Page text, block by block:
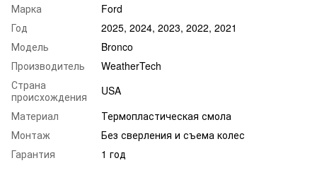
Марка
Ford
Год
2025, 2024, 2023, 2022, 2021
Модель
Bronco
Производитель
WeatherTech
Страна
происхождения
USA
Материал
Термопластическая смола
Монтаж
Без сверления и съема колес
Гарантия
1 год